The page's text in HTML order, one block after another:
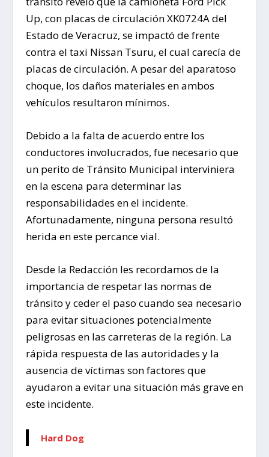
Up, con placas de circulación XK0724A del
Estado de Veracruz, se impactó de frente
contra el taxi Nissan Tsuru, el cual carecía de
placas de circulación. A pesar del aparatoso
choque, los daños materiales en ambos
vehículos resultaron mínimos.
Debido a la falta de acuerdo entre los
conductores involucrados, fue necesario que
un perito de Tránsito Municipal interviniera
en la escena para determinar las
responsabilidades en el incidente.
Afortunadamente, ninguna persona resultó
herida en este percance vial.
Desde la Redacción les recordamos de la
importancia de respetar las normas de
tránsito y ceder el paso cuando sea necesario
para evitar situaciones potencialmente
peligrosas en las carreteras de la región. La
rápida respuesta de las autoridades y la
ausencia de víctimas son factores que
ayudaron a evitar una situación más grave en
este incidente.
Hard Dog